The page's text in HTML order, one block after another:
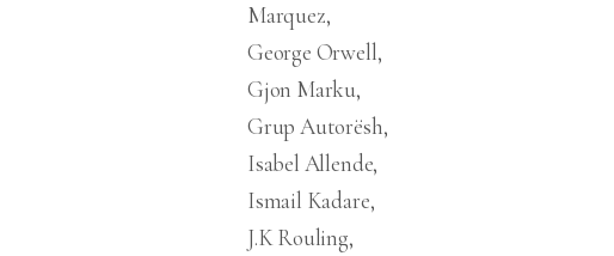
Marquez
George Orwell
Gjon Marku
Grup Autorësh
Isabel Allende
Ismail Kadare
J.K Rouling